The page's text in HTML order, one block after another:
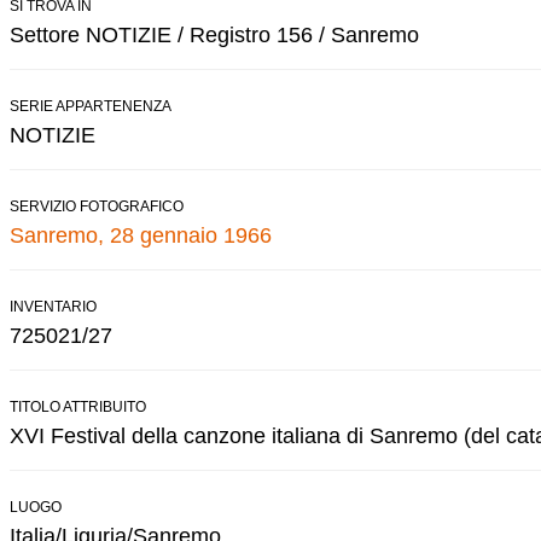
SI TROVA IN
Settore NOTIZIE / Registro 156 / Sanremo
SERIE APPARTENENZA
NOTIZIE
SERVIZIO FOTOGRAFICO
Sanremo, 28 gennaio 1966
INVENTARIO
725021/27
TITOLO ATTRIBUITO
XVI Festival della canzone italiana di Sanremo (del
LUOGO
Italia/Liguria/Sanremo